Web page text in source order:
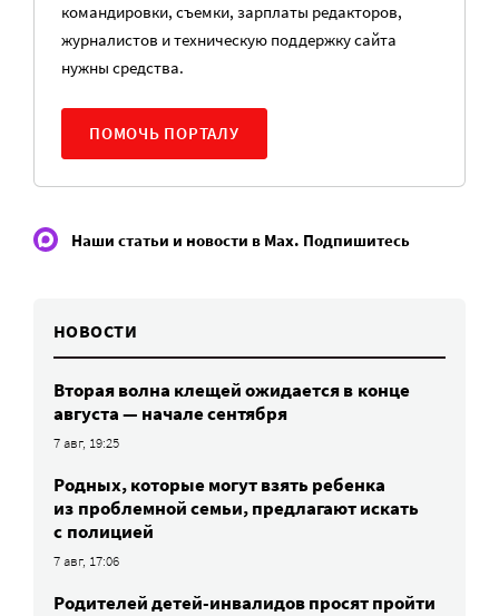
командировки, съемки, зарплаты редакторов,
журналистов и техническую поддержку сайта
нужны средства.
ПОМОЧЬ ПОРТАЛУ
Наши статьи и новости в Max. Подпишитесь
НОВОСТИ
Вторая волна клещей ожидается в конце
августа — начале сентября
7 авг, 19:25
Родных, которые могут взять ребенка
из проблемной семьи, предлагают искать
с полицией
7 авг, 17:06
Родителей детей-инвалидов просят пройти